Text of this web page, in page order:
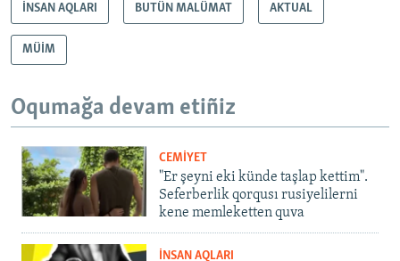
İNSAN AQLARI BUTÜN MALÜMAT AKTUAL
MÜİM
Oqumağa devam etiñiz
CEMİYET
"Er şeyni eki künde taşlap kettim".
Seferberlik qorqusı rusiyelilerni
kene memleketten quva
İNSAN AQLARI